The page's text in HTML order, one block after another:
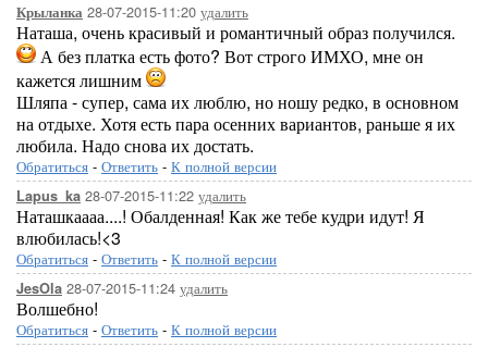
Крыланка 28-07-2015-11:20 удалить
Наташа, очень красивый и романтичный образ получился.
А без платка есть фото? Вот строго ИМХО, мне он
кажется лишним
Шляпа - супер, сама их люблю, но ношу редко, в основном
на отдыхе. Хотя есть пара осенних вариантов, раньше я их
любила. Надо снова их достать.
Обратиться - Ответить - К полной версии
Lapus_ka 28-07-2015-11:22 удалить
Наташкаааа....! Обалденная! Как же тебе кудри идут! Я
влюбилась!<3
Обратиться - Ответить - К полной версии
JesOla 28-07-2015-11:24 удалить
Волшебно!
Обратиться - Ответить - К полной версии